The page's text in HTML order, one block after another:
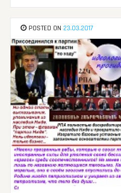
POSTED ON 23.03.2017